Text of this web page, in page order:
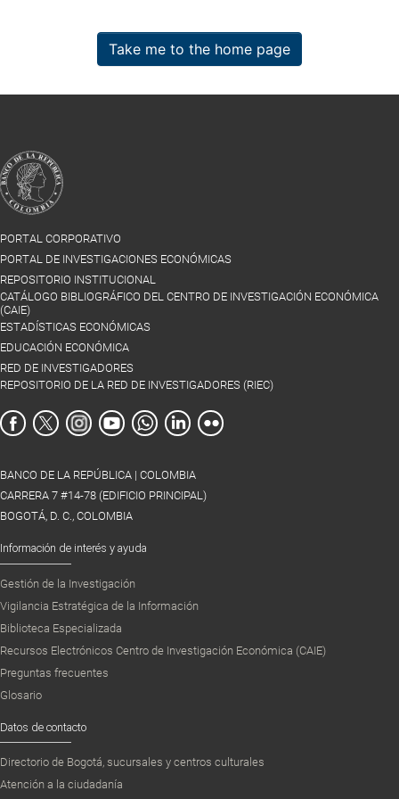
Take me to the home page
PORTAL CORPORATIVO
PORTAL DE INVESTIGACIONES ECONÓMICAS
REPOSITORIO INSTITUCIONAL
CATÁLOGO BIBLIOGRÁFICO DEL CENTRO DE INVESTIGACIÓN ECONÓMICA
(CAIE)
ESTADÍSTICAS ECONÓMICAS
EDUCACIÓN ECONÓMICA
RED DE INVESTIGADORES
REPOSITORIO DE LA RED DE INVESTIGADORES (RIEC)
BANCO DE LA REPÚBLICA | COLOMBIA
CARRERA 7 #14-78 (EDIFICIO PRINCIPAL)
BOGOTÁ, D. C., COLOMBIA
Información de interés y ayuda
Gestión de la Investigación
Vigilancia Estratégica de la Información
Biblioteca Especializada
Recursos Electrónicos Centro de Investigación Económica (CAIE)
Preguntas frecuentes
Glosario
Datos de contacto
Directorio de Bogotá, sucursales y centros culturales
Atención a la ciudadanía